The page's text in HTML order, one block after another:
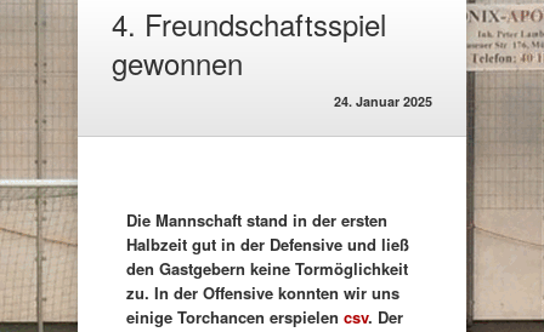
4. Freundschaftsspiel
gewonnen
24. Januar 2025
Die Mannschaft stand in der ersten
Halbzeit gut in der Defensive und ließ
den Gastgebern keine Tormöglichkeit
zu. In der Offensive konnten wir uns
einige Torchancen erspielen csv. Der